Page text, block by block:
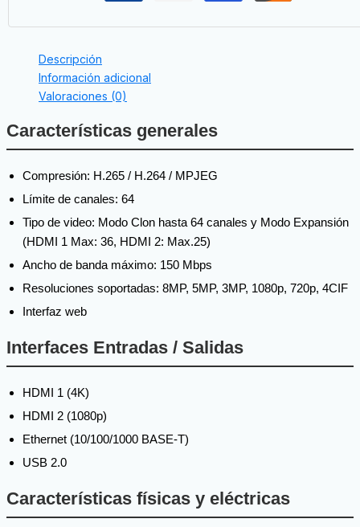
Descripción
Información adicional
Valoraciones (0)
Características generales
Compresión: H.265 / H.264 / MPJEG
Límite de canales: 64
Tipo de video: Modo Clon hasta 64 canales y Modo Expansión
(HDMI 1 Max: 36, HDMI 2: Max.25)
Ancho de banda máximo: 150 Mbps
Resoluciones soportadas: 8MP, 5MP, 3MP, 1080p, 720p, 4CIF
Interfaz web
Interfaces Entradas / Salidas
HDMI 1 (4K)
HDMI 2 (1080p)
Ethernet (10/100/1000 BASE-T)
USB 2.0
Características físicas y eléctricas